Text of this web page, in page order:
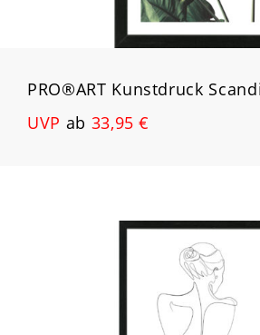
PRO®ART Kunstdruck
UVP ab 33,95 €